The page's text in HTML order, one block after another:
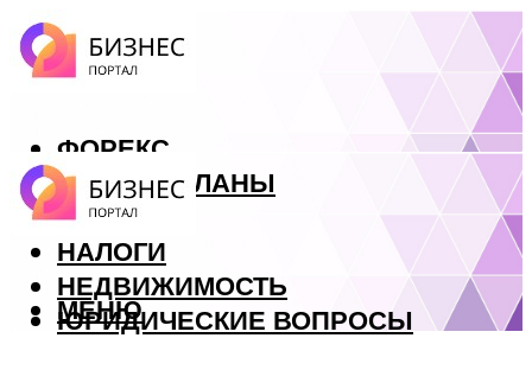
ФОРЕКС
БИЗНЕС ПЛАНЫ
КРЕДИТЫ
НАЛОГИ
НЕДВИЖИМОСТЬ
ЮРИДИЧЕСКИЕ ВОПРОСЫ
МЕНЮ